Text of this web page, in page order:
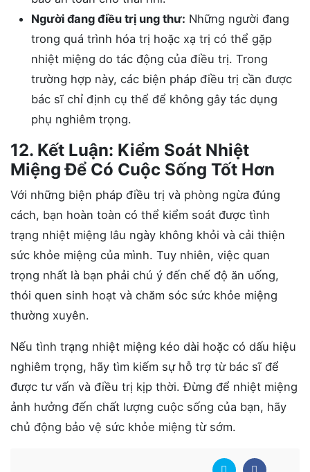
Người đang điều trị ung thư: Những người đang
trong quá trình hóa trị hoặc xạ trị có thể gặp
nhiệt miệng do tác động của điều trị. Trong
trường hợp này, các biện pháp điều trị cần được
bác sĩ chỉ định cụ thể để không gây tác dụng
phụ nghiêm trọng.
12. Kết Luận: Kiểm Soát Nhiệt
Miệng Để Có Cuộc Sống Tốt Hơn
Với những biện pháp điều trị và phòng ngừa đúng
cách, bạn hoàn toàn có thể kiểm soát được tình
trạng nhiệt miệng lâu ngày không khỏi và cải thiện
sức khỏe miệng của mình. Tuy nhiên, việc quan
trọng nhất là bạn phải chú ý đến chế độ ăn uống,
thói quen sinh hoạt và chăm sóc sức khỏe miệng
thường xuyên.
Nếu tình trạng nhiệt miệng kéo dài hoặc có dấu hiệu
nghiêm trọng, hãy tìm kiếm sự hỗ trợ từ bác sĩ để
được tư vấn và điều trị kịp thời. Đừng để nhiệt miệng
ảnh hưởng đến chất lượng cuộc sống của bạn, hãy
chủ động bảo vệ sức khỏe miệng từ sớm.